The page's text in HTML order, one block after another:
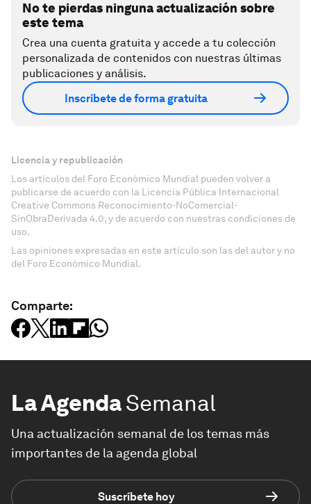
No te pierdas ninguna actualización sobre
este tema
Crea una cuenta gratuita y accede a tu colección
personalizada de contenidos con nuestras últimas
publicaciones y análisis.
Inscríbete de forma gratuita
Licencia y republicación
Los artículos del Foro Económico Mundial pueden volver a
publicarse de acuerdo con la Licencia Pública Internacional
Creative Commons Reconocimiento-NoComercial-
SinObraDerivada 4.0, y de acuerdo con nuestras condiciones de
uso.
Las opiniones expresadas en este artículo son las del autor y no
del Foro Económico Mundial.
Comparte:
La AgendaSemanal
Una actualización semanal de los temas más
importantes de la agenda global
Suscríbete hoy